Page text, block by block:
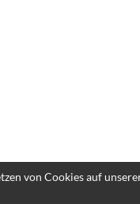
von Cookies auf